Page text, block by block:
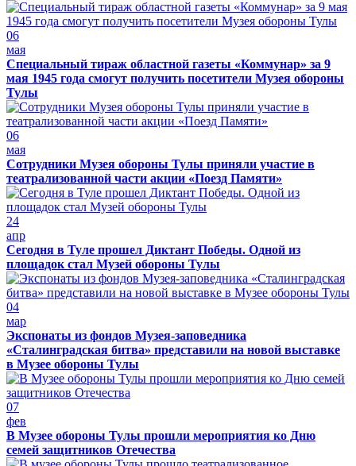
06
мая
Специальный тираж областной газеты «Коммунар» за 9
мая 1945 года смогут получить посетители Музея обороны
Тулы
06
мая
Сотрудники Музея обороны Тулы приняли участие в
театрализованной части акции «Поезд Памяти»
24
апр
Сегодня в Туле прошел Диктант Победы. Одной из
площадок стал Музей обороны Тулы
04
мар
Экспонаты из фондов Музея-заповедника
«Сталинградская битва» представили на новой выставке
в Музее обороны Тулы
07
фев
В Музее обороны Тулы прошли мероприятия ко Дню
семей защитников Отечества